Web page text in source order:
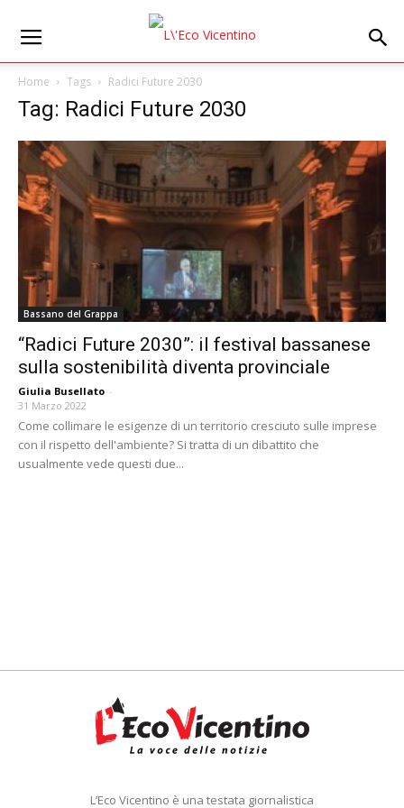
Home Tags Radici Future 2030
Tag: Radici Future 2030
Bassano del Grappa
“Radici Future 2030”: il festival bassanese
sulla sostenibilità diventa provinciale
Giulia Busellato -
31 Marzo 2022
Come collimare le esigenze di un territorio cresciuto sulle imprese
con il rispetto dell'ambiente? Si tratta di un dibattito che
usualmente vede questi due...
L’Eco Vicentino è una testata giornalistica